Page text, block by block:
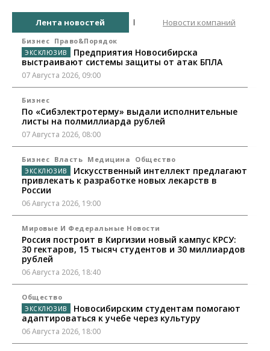
Лента новостей Новости компаний
Бизнес Право&Порядок
Предприятия Новосибирска
выстраивают системы защиты от атак БПЛА
07 Августа 2026, 09:00
Бизнес
По «Сибэлектротерму» выдали исполнительные
листы на полмиллиарда рублей
07 Августа 2026, 08:00
Бизнес Власть Медицина Общество
Искусственный интеллект предлагают
привлекать к разработке новых лекарств в
России
06 Августа 2026, 19:00
Мировые И Федеральные Новости
Россия построит в Киргизии новый кампус КРСУ:
30 гектаров, 15 тысяч студентов и 30 миллиардов
рублей
06 Августа 2026, 18:40
Общество
Новосибирским студентам помогают
адаптироваться к учебе через культуру
06 Августа 2026, 18:00